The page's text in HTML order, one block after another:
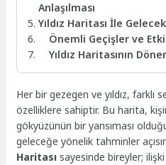
Anlaşılması
Yıldız Haritası İle
Önemli Geçişler ve
Yıldız Haritasının
Her bir gezegen ve yıldız, farklı
özelliklere sahiptir. Bu harita,
gökyüzünün bir yansıması
geleceğe yönelik tahminler
Haritası sayesinde bireyler;